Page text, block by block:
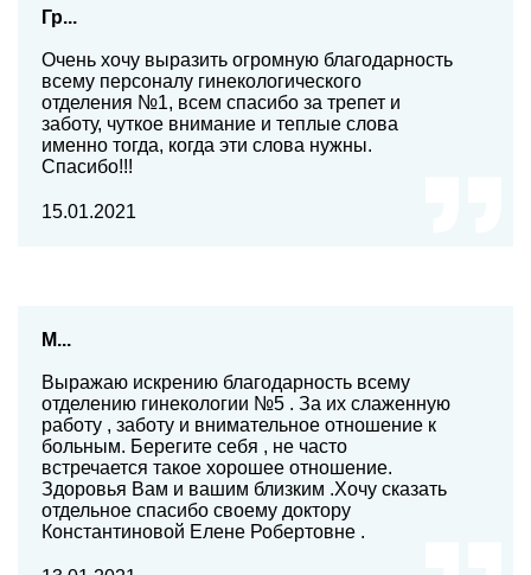
Гр...
Очень хочу выразить огромную благодарность
всему персоналу гинекологического
отделения №1, всем спасибо за трепет и
заботу, чуткое внимание и теплые слова
именно тогда, когда эти слова нужны.
Спасибо!!!
15.01.2021
М...
Выражаю искрению благодарность всему
отделению гинекологии №5 . За их слаженную
работу , заботу и внимательное отношение к
больным. Берегите себя , не часто
встречается такое хорошее отношение.
Здоровья Вам и вашим близким .Хочу сказать
отдельное спасибо своему доктору
Константиновой Елене Робертовне .